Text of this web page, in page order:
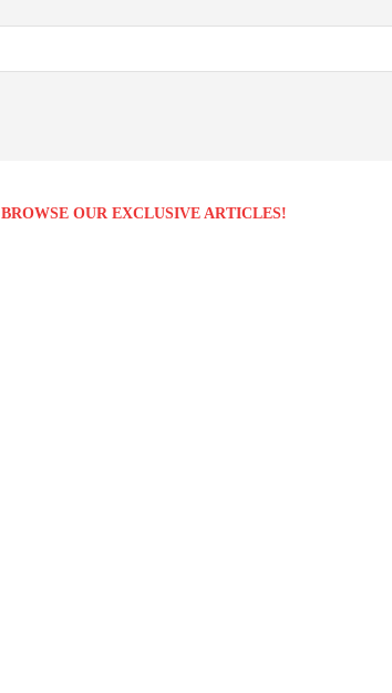
BROWSE OUR EXCLUSIVE ARTICLES!